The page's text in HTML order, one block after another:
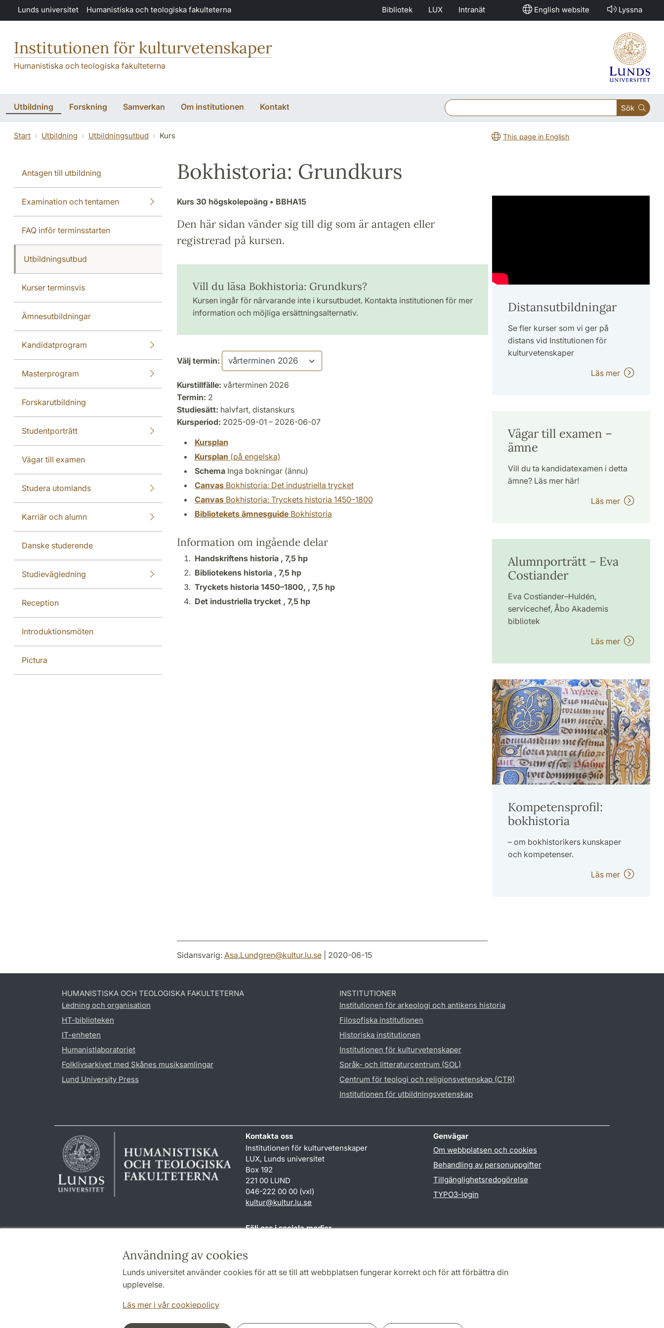
Hoppa till huvudinnehåll
Användning av cookies
Lunds universitet använder cookies för att se till att webbplatsen fungerar korrekt och för att förbättra din
upplevelse.
Läs mer i vår cookiepolicy
Lunds universitet Humanistiska och teologiska fakulteterna Bibliotek LUX Intranät English website Lyssna
Institutionen för kulturvetenskaper
Humanistiska och teologiska fakulteterna
Utbildning Forskning Samverkan Om institutionen Kontakt Sök
Start Utbildning Utbildningsutbud Kurs This page in English
Antagen till utbildning
Examination och tentamen
FAQ inför terminsstarten
Utbildningsutbud
Kurser terminsvis
Ämnesutbildningar
Kandidatprogram
Masterprogram
Forskarutbildning
Studentporträtt
Vägar till examen
Studera utomlands
Karriär och alumn
Danske studerende
Studievägledning
Reception
Introduktionsmöten
Pictura
Bokhistoria: Grundkurs
Kurs 30 högskolepoäng • BBHA15
Den här sidan vänder sig till dig som är antagen eller
registrerad på kursen.
Vill du läsa Bokhistoria: Grundkurs?
Kursen ingår för närvarande inte i kursutbudet. Kontakta institutionen för mer
information och möjliga ersättningsalternativ.
Välj termin:
Kurstillfälle: vårterminen 2026
Termin: 2
Studiesätt: halvfart, distanskurs
Kursperiod: 2025-09-01 – 2026-06-07
Kursplan
Kursplan (på engelska)
Schema Inga bokningar (ännu)
CanvasBokhistoria: Det industriella trycket
CanvasBokhistoria: Tryckets historia 1450–1800
Bibliotekets ämnesguideBokhistoria
Information om ingående delar
Handskriftens historia , 7,5 hp
Bibliotekens historia , 7,5 hp
Tryckets historia 1450–1800, , 7,5 hp
Det industriella trycket , 7,5 hp
Distansutbildningar
Se fler kurser som vi ger på
distans vid Institutionen för
kulturvetenskaper
Läs mer
Vägar till examen –
ämne
Vill du ta kandidatexamen i detta
ämne? Läs mer här!
Läs mer
Alumnporträtt – Eva
Costiander
Eva Costiander–Huldén,
servicechef, Åbo Akademis
bibliotek
Läs mer
Kompetensprofil:
bokhistoria
– om bokhistorikers kunskaper
och kompetenser.
Läs mer
Sidansvarig: Asa.Lundgren@kultur.lu.se| 2020-06-15
HUMANISTISKA OCH TEOLOGISKA FAKULTETERNA
Ledning och organisation
HT-biblioteken
IT-enheten
Humanistlaboratoriet
Folklivsarkivet med Skånes musiksamlingar
Lund University Press
INSTITUTIONER
Institutionen för arkeologi och antikens historia
Filosofiska institutionen
Historiska institutionen
Institutionen för kulturvetenskaper
Språk- och litteraturcentrum (SOL)
Centrum för teologi och religionsvetenskap (CTR)
Institutionen för utbildningsvetenskap
Kontakta oss
Institutionen för kulturvetenskaper
LUX, Lunds universitet
Box 192
221 00 LUND
046-222 00 00 (vxl)
kultur@kultur.lu.se
Genvägar
Om webbplatsen och cookies
Behandling av personuppgifter
Tillgänglighetsredogörelse
TYPO3-login
Följ oss i sociala medier